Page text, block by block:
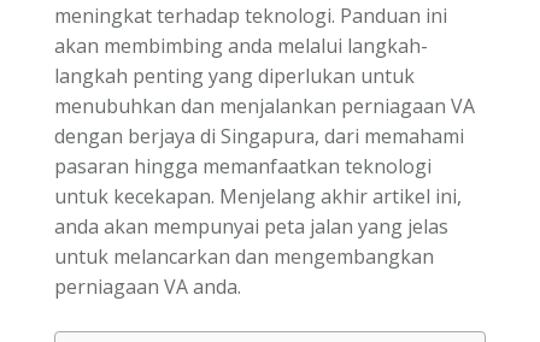
meningkat terhadap teknologi. Panduan ini
akan membimbing anda melalui langkah-
langkah penting yang diperlukan untuk
menubuhkan dan menjalankan perniagaan VA
dengan berjaya di Singapura, dari memahami
pasaran hingga memanfaatkan teknologi
untuk kecekapan. Menjelang akhir artikel ini,
anda akan mempunyai peta jalan yang jelas
untuk melancarkan dan mengembangkan
perniagaan VA anda.